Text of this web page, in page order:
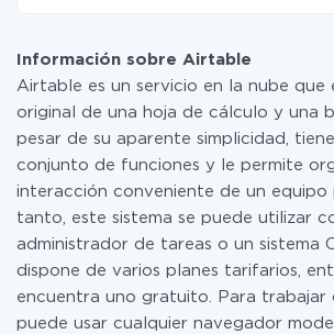
manera segura un plan de tarifa
uno de pago, si es necesario. Más
tarifas .
Dynamics 365
Información sobre Airtable
Airtable es un servicio en la nube que
original de una hoja de cálculo y una
pesar de su aparente simplicidad,
conjunto de funciones y le permite
interacción conveniente de un equipo
tanto, este sistema se puede utilizar
administrador de tareas o un sistema
dispone de varios planes tarifarios,
encuentra uno gratuito. Para trabajar
puede usar cualquier navegador